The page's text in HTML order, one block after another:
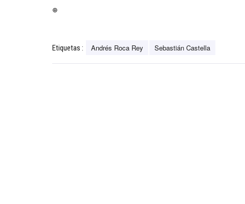
⊕
Etiquetas : Andrés Roca Rey Sebastián Castella